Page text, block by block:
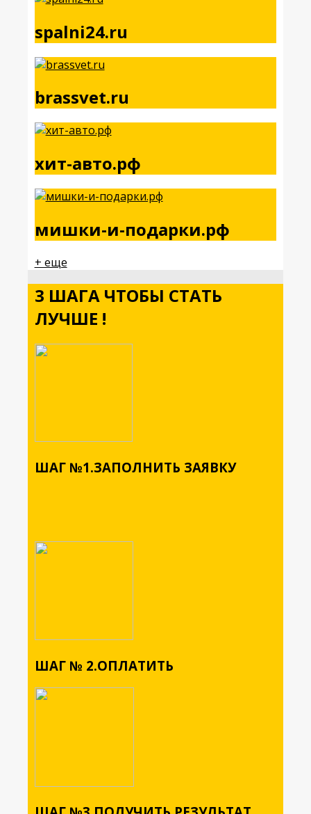
spalni24.ru
brassvet.ru
хит-авто.рф
мишки-и-подарки.рф
+ еще
3 ШАГА ЧТОБЫ СТАТЬ
ЛУЧШЕ !
ШАГ №1.ЗАПОЛНИТЬ ЗАЯВКУ
ШАГ № 2.ОПЛАТИТЬ